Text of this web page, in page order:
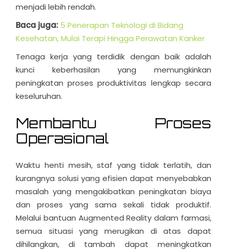
menjadi lebih rendah.
Baca juga: 5 Penerapan Teknologi di Bidang
Kesehatan, Mulai Terapi Hingga Perawatan Kanker
Tenaga kerja yang terdidik dengan baik adalah
kunci keberhasilan yang memungkinkan
peningkatan proses produktivitas lengkap secara
keseluruhan.
Membantu Proses
Operasional
Waktu henti mesih, staf yang tidak terlatih, dan
kurangnya solusi yang efisien dapat menyebabkan
masalah yang mengakibatkan peningkatan biaya
dan proses yang sama sekali tidak produktif.
Melalui bantuan Augmented Reality dalam farmasi,
semua situasi yang merugikan di atas dapat
dihilangkan, di tambah dapat meningkatkan